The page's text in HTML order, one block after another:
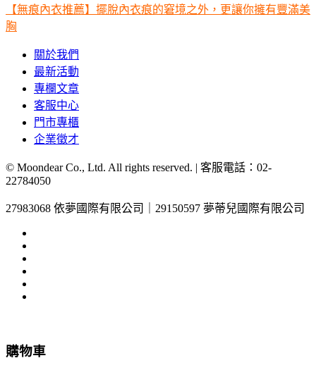
【無痕內衣推薦】擺脫內衣痕的窘境之外，更讓你擁有豐滿美
胸
關於我們
最新活動
專欄文章
客服中心
門市專櫃
企業徵才
© Moondear Co., Ltd. All rights reserved. | 客服電話： 02-
22784050
27983068 依夢國際有限公司｜29150597 夢蒂兒國際有限公司
購物車